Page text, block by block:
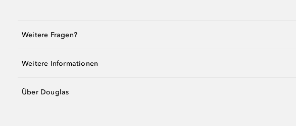
Weitere Fragen?
Weitere Informationen
Über Douglas